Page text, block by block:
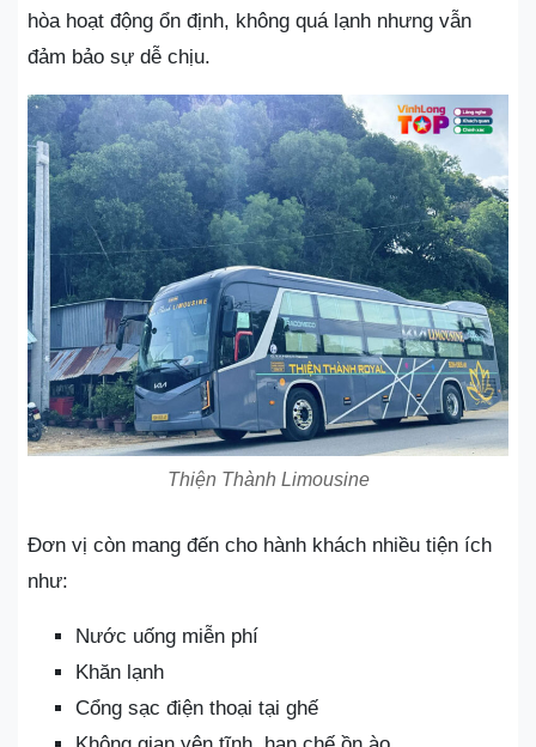
hòa hoạt động ổn định, không quá lạnh nhưng vẫn
đảm bảo sự dễ chịu.
Thiện Thành Limousine
Đơn vị còn mang đến cho hành khách nhiều tiện ích
như:
Nước uống miễn phí
Khăn lạnh
Cổng sạc điện thoại tại ghế